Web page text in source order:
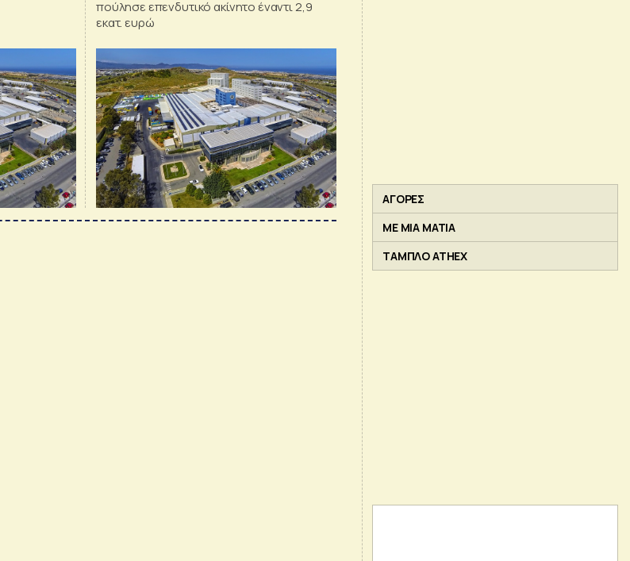
πούλησε επενδυτικό ακίνητο έναντι 2,9
εκατ. ευρώ
ΑΓΟΡΕΣ
ΜΕ ΜΙΑ ΜΑΤΙΑ
ΤΑΜΠΛΟ ATHEX